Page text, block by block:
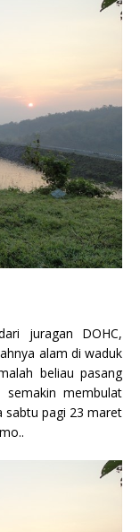
juragan DOHC,
alam di waduk
beliau pasang
semakin membulat
sabtu pagi 23 maret